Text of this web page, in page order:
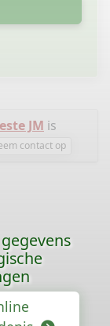
JM is
contact op